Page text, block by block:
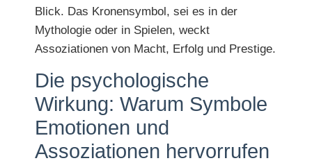
Blick. Das Kronensymbol, sei es in der
Mythologie oder in Spielen, weckt
Assoziationen von Macht, Erfolg und Prestige.
Die psychologische
Wirkung: Warum Symbole
Emotionen und
Assoziationen hervorrufen